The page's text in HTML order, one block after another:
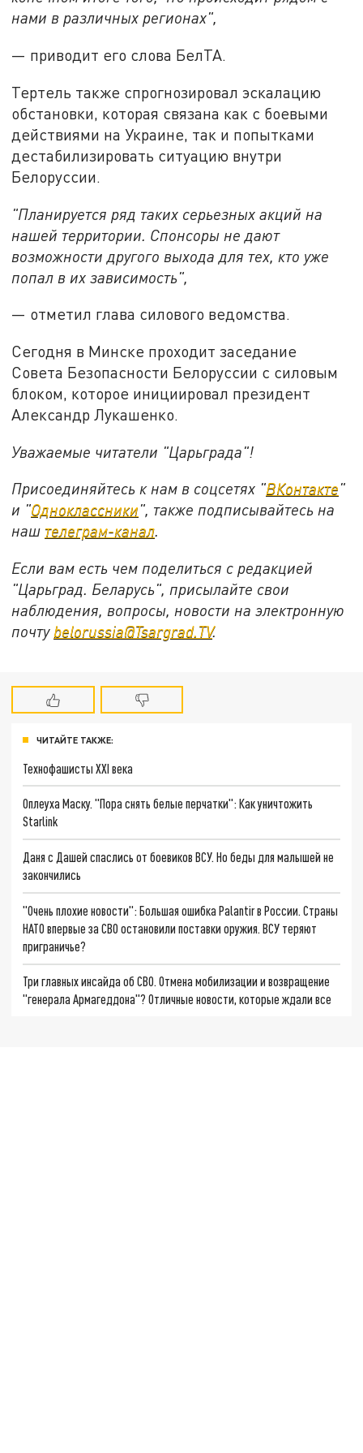
нами в различных регионах",
— приводит его слова БелТА.
Тертель также спрогнозировал эскалацию
обстановки, которая связана как с боевыми
действиями на Украине, так и попытками
дестабилизировать ситуацию внутри
Белоруссии.
"Планируется ряд таких серьезных акций на
нашей территории. Спонсоры не дают
возможности другого выхода для тех, кто уже
попал в их зависимость",
— отметил глава силового ведомства.
Сегодня в Минске проходит заседание
Совета Безопасности Белоруссии с силовым
блоком, которое инициировал президент
Александр Лукашенко.
Уважаемые читатели "Царьграда"!
Присоединяйтесь к нам в соцсетях "ВКонтакте"
и "Одноклассники", также подписывайтесь на
наш телеграм-канал.
Если вам есть чем поделиться с редакцией
"Царьград. Беларусь", присылайте свои
наблюдения, вопросы, новости на электронную
почту belorussia@Tsargrad.TV.
ЧИТАЙТЕ ТАКЖЕ:
Технофашисты XXI века
Оплеуха Маску. "Пора снять белые перчатки": Как уничтожить
Starlink
Даня с Дашей спаслись от боевиков ВСУ. Но беды для малышей не
закончились
"Очень плохие новости": Большая ошибка Palantir в России. Страны
НАТО впервые за СВО остановили поставки оружия. ВСУ теряют
приграничье?
Три главных инсайда об СВО. Отмена мобилизации и возвращение
"генерала Армагеддона"? Отличные новости, которые ждали все